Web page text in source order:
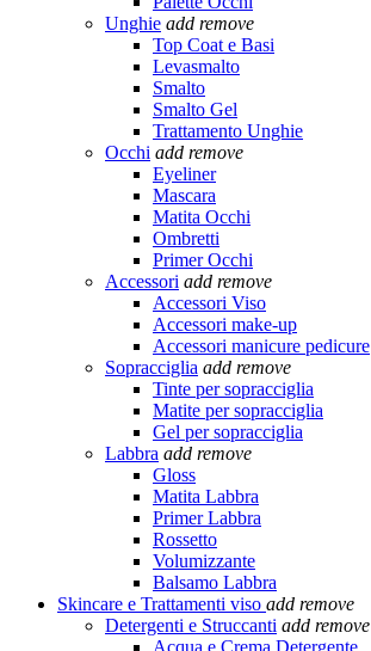
Unghie add remove
Top Coat e Basi
Levasmalto
Smalto
Smalto Gel
Trattamento Unghie
Occhi add remove
Eyeliner
Mascara
Matita Occhi
Ombretti
Primer Occhi
Accessori add remove
Accessori Viso
Accessori make-up
Accessori manicure pedicure
Sopracciglia add remove
Tinte per sopracciglia
Matite per sopracciglia
Gel per sopracciglia
Labbra add remove
Gloss
Matita Labbra
Primer Labbra
Rossetto
Volumizzante
Balsamo Labbra
Skincare e Trattamenti viso add remove
Detergenti e Struccanti add remove
Acqua e Crema Detergente